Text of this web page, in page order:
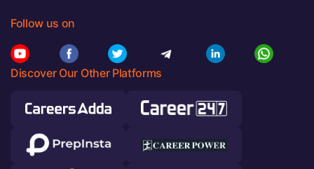
Follow us on
Discover Our Other Platforms